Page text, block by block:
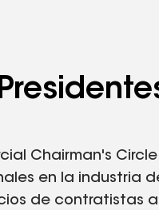
Chairman's
en la industria
de contratistas